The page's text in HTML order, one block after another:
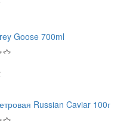
Goose 700ml
Russian Caviar 100г